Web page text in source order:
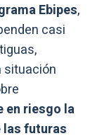
Ebipes,
casi
situación
en riesgo la
las futuras